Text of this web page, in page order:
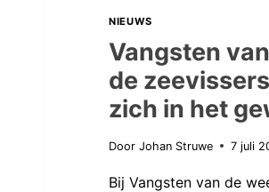
NIEUWS
Vangsten
de
zich in het
Door Johan Struwe 7 juli
Bij Vangsten van de